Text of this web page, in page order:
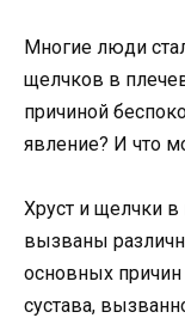
Многие люди
щелчков в
причиной
явление? И что
Хруст и щелчки в
вызваны
основных причин
сустава,